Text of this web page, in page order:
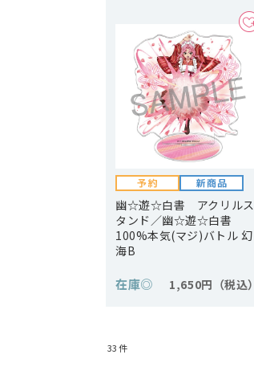
幽☆遊☆白書 アクリルス
タンド／幽☆遊☆白書
100%本気(マジ)バトル 幻
海B
在庫◎ 1,650円
33件